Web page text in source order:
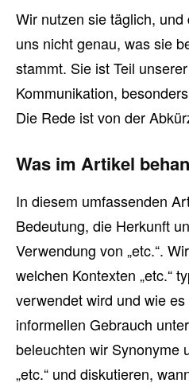
Wir nutzen sie täglich,
uns nicht genau, was sie
stammt. Sie ist Teil
Kommunikation,
Die Rede ist von der
Was im Artikel
In diesem umfassenden
Bedeutung, die Herkunft
Verwendung von „etc.“.
welchen Kontexten „etc.“
verwendet wird und wie
informellen Gebrauch
beleuchten wir Synonyme
„etc.“ und diskutieren,